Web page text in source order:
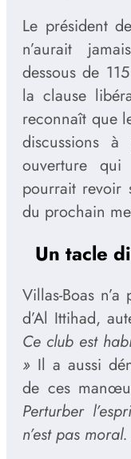
Le président
n’aurait
dessous de
la clause
reconnaît que
discussions
ouverture
pourrait revoir
du prochain
Un tacle
Villas-Boas
d’Al Ittihad,
Ce club est
» Il a aussi
de ces
Perturber
n’est pas